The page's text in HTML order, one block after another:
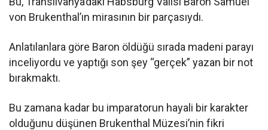
von Brukenthal’ın mirasının bir parçasıydı.
Anlatılanlara göre Baron öldüğü sırada madeni parayı
inceliyordu ve yaptığı son şey “gerçek” yazan bir not
bırakmaktı.
Bu zamana kadar bu imparatorun hayali bir karakter
olduğunu düşünen Brukenthal Müzesi’nin fikri